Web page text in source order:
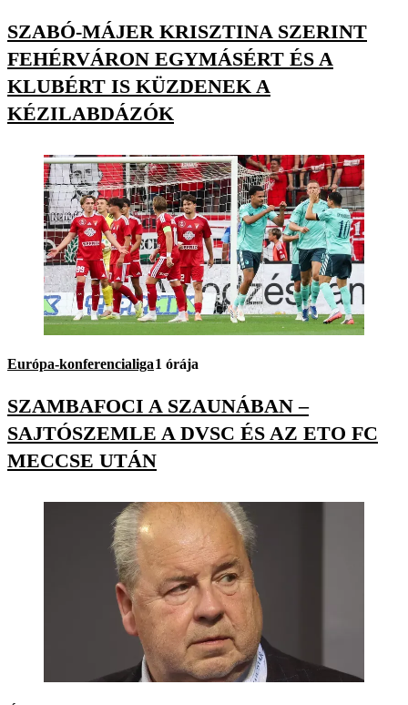
SZABÓ-MÁJER KRISZTINA SZERINT
FEHÉRVÁRON EGYMÁSÉRT ÉS A
KLUBÉRT IS KÜZDENEK A
KÉZILABDÁZÓK
Európa-konferencialiga1 órája
SZAMBAFOCI A SZAUNÁBAN –
SAJTÓSZEMLE A DVSC ÉS AZ ETO FC
MECCSE UTÁN